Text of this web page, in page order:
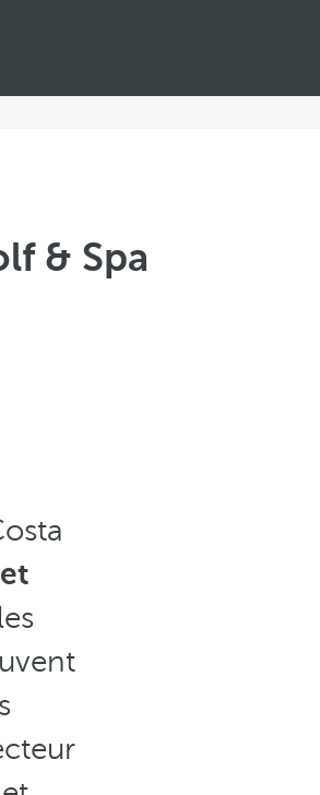
& Spa